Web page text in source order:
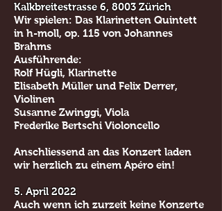
Kalkbreitestrasse 6, 8003 Zürich
Wir spielen: Das Klarinetten Quintett
in h-moll, op. 115 von Johannes
Brahms
Ausführende:
Rolf Hügli, Klarinette
Elisabeth Müller und Felix Derrer,
Violinen
Susanne Zwinggi, Viola
Frederike Bertschi Violoncello
Anschliessend an das Konzert laden
wir herzlich zu einem Apéro ein!
5. April 2022
Auch wenn ich zurzeit keine Konzerte